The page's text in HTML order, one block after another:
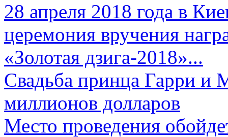
28 апреля 2018 года в
церемония вручения
«Золотая дзига-2018»...
Свадьба принца Гарри и
миллионов долларов
Место проведения